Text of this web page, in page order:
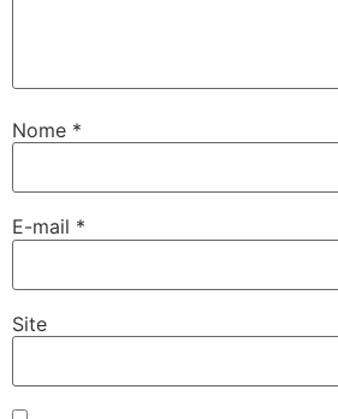
Nome *
E-mail *
Site